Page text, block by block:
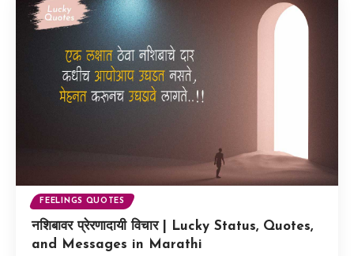
FEELINGS QUOTES
नशिबावर प्रेरणादायी विचार | Lucky Status, Quotes,
and Messages in Marathi